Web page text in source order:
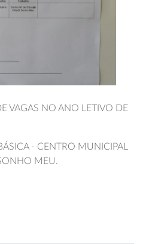
VAGAS NO ANO LETIVO DE
- CENTRO MUNICIPAL
MEU.